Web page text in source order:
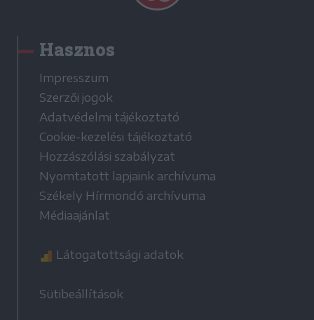
Hasznos
Impresszum
Szerzői jogok
Adatvédelmi tájékoztató
Cookie-kezelési tájékoztató
Hozzászólási szabályzat
Nyomtatott lapjaink archívuma
Székely Hírmondó archívuma
Médiaajánlat
Látogatottsági adatok
Sütibeállítások